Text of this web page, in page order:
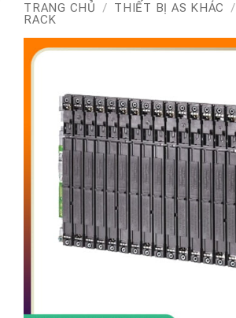
TRANG CHỦ / THIẾT BỊ AS KHÁC /
RACK